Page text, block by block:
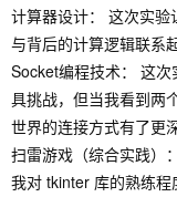
计算器设计： 这次实
与背后的计算逻辑联系
Socket编程技术： 这
具挑战，但当我看到两
世界的连接方式有了更
扫雷游戏（综合实践）
我对 tkinter 库的熟练程